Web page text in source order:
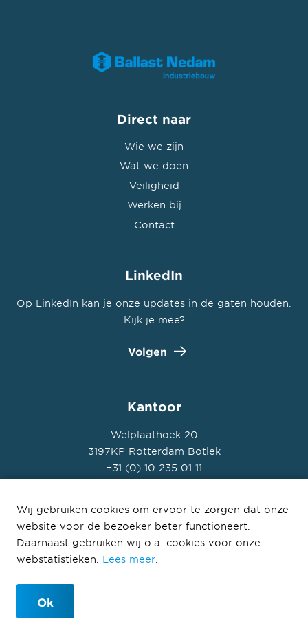
Direct naar
Wie we zijn
Wat we doen
Veiligheid
Werken bij
Contact
LinkedIn
Op LinkedIn kan je onze updates in de gaten houden.
Kijk je mee?
Volgen
Kantoor
Welplaathoek 20
3197KP Rotterdam Botlek
+31 (0) 10 235 01 11
© Ballast Nedam 2026
Wij gebruiken cookies om ervoor te zorgen dat onze
website voor de bezoeker beter functioneert.
Daarnaast gebruiken wij o.a. cookies voor onze
webstatistieken.
Lees meer
Ok